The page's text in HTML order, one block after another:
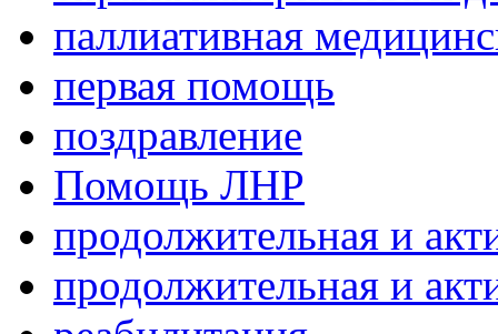
паллиативная
первая помощь
поздравление
Помощь ЛНР
продолжительная и
продолжительная и